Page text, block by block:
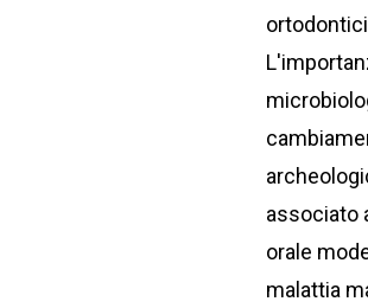
associato
orale
malattia